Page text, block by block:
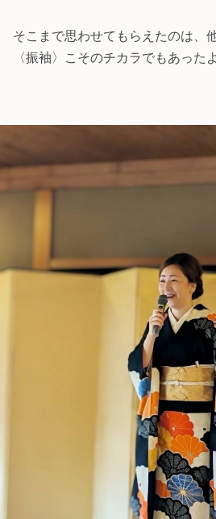
そこまで思わせてもらえたのは、
〈振袖〉こそのチカラでもあった